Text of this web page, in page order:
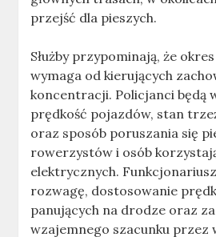
przejść dla pieszych.
Służby przypominają, że
wymaga od kierujących
koncentracji. Policjanci będą
prędkość pojazdów, stan
oraz sposób poruszania się
rowerzystów i osób
elektrycznych.
rozwagę, dostosowanie
panujących na drodze oraz
wzajemnego szacunku przez